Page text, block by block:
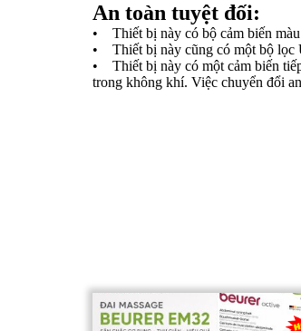
An toàn tuyệt đối:
• Thiết bị này có bộ cảm biến màu
• Thiết bị này cũng có một bộ lọc
• Thiết bị này có một cảm biến
trong không khí. Việc chuyển đổi